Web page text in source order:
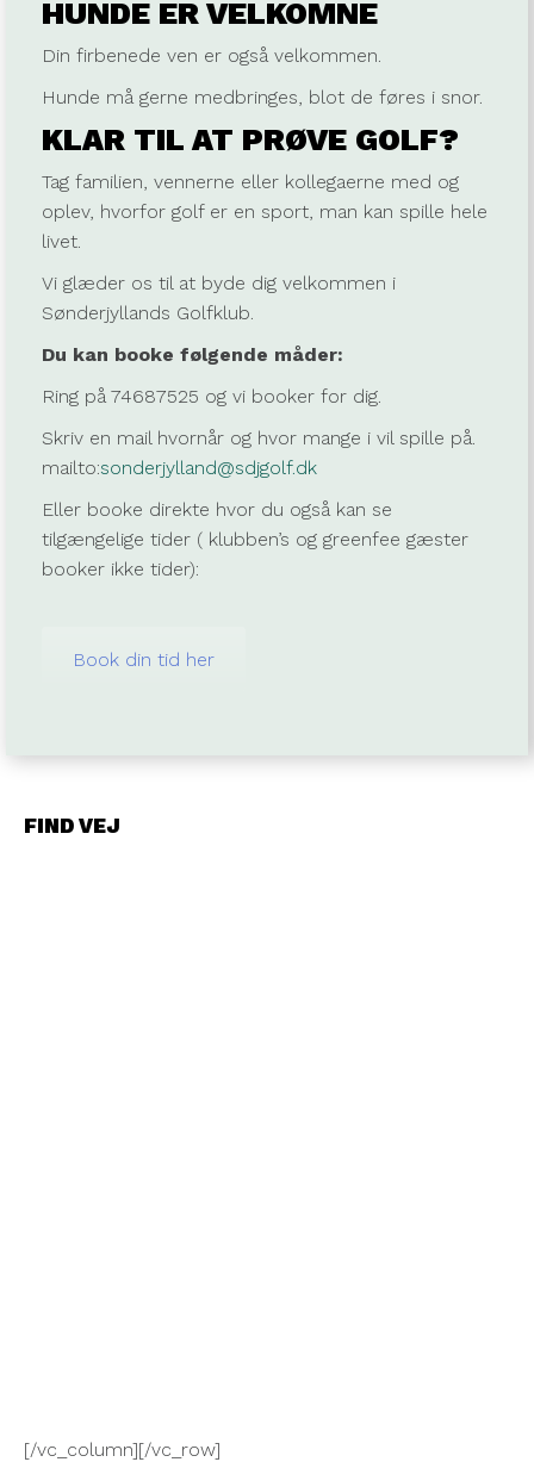
HUNDE ER VELKOMNE
Din firbenede ven er også velkommen.
Hunde må gerne medbringes, blot de føres i snor.
KLAR TIL AT PRØVE GOLF?
Tag familien, vennerne eller kollegaerne med og
oplev, hvorfor golf er en sport, man kan spille hele
livet.
Vi glæder os til at byde dig velkommen i
Sønderjyllands Golfklub.
Du kan booke følgende måder:
Ring på 74687525 og vi booker for dig.
Skriv en mail hvornår og hvor mange i vil spille på.
mailto:sonderjylland@sdjgolf.dk
Eller booke direkte hvor du også kan se
tilgængelige tider ( klubben’s og greenfee gæster
booker ikke tider):
Book din tid her
FIND VEJ
[/vc_column][/vc_row]